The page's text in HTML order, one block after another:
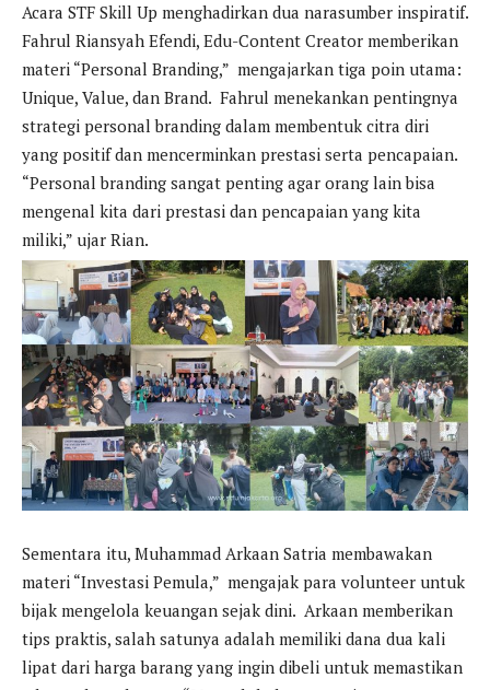
Acara STF Skill Up menghadirkan dua narasumber inspiratif.
Fahrul Riansyah Efendi, Edu-Content Creator memberikan
materi “Personal Branding,” mengajarkan tiga poin utama:
Unique, Value, dan Brand. Fahrul menekankan pentingnya
strategi personal branding dalam membentuk citra diri
yang positif dan mencerminkan prestasi serta pencapaian.
“Personal branding sangat penting agar orang lain bisa
mengenal kita dari prestasi dan pencapaian yang kita
miliki,” ujar Rian.
Sementara itu, Muhammad Arkaan Satria membawakan
materi “Investasi Pemula,” mengajak para volunteer untuk
bijak mengelola keuangan sejak dini. Arkaan memberikan
tips praktis, salah satunya adalah memiliki dana dua kali
lipat dari harga barang yang ingin dibeli untuk memastikan